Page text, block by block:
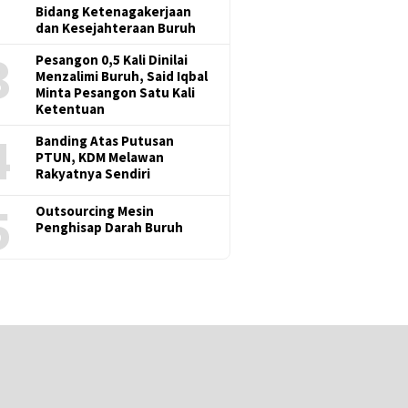
Bidang Ketenagakerjaan
dan Kesejahteraan Buruh
Pesangon 0,5 Kali Dinilai
Menzalimi Buruh, Said Iqbal
Minta Pesangon Satu Kali
Ketentuan
Banding Atas Putusan
PTUN, KDM Melawan
Rakyatnya Sendiri
Outsourcing Mesin
Penghisap Darah Buruh